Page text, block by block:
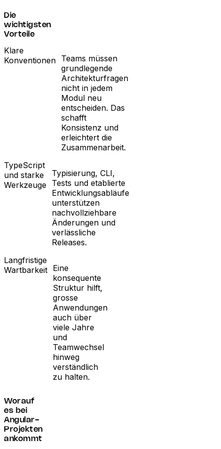
Die
wichtigsten
Vorteile
Klare
Konventionen Teams müssen
grundlegende
Architekturfragen
nicht in jedem
Modul neu
entscheiden. Das
schafft
Konsistenz und
erleichtert die
Zusammenarbeit.
TypeScript
und starke
Werkzeuge
Typisierung, CLI,
Tests und etablierte
Entwicklungsabläufe
unterstützen
nachvollziehbare
Änderungen und
verlässliche
Releases.
Langfristige
Wartbarkeit Eine
konsequente
Struktur hilft,
grosse
Anwendungen
auch über
viele Jahre
und
Teamwechsel
hinweg
verständlich
zu halten.
Worauf
es bei
Angular-
Projekten
ankommt